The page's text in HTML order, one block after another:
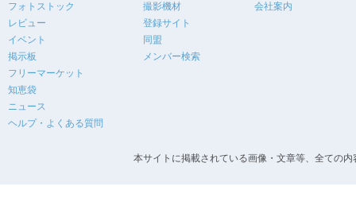
フォトストック
レビュー
イベント
掲示板
フリーマーケット
知恵袋
ニュース
ヘルプ・よくある質問
撮影機材
登録サイト
同盟
メンバー検索
会社案内
本サイトに掲載されている画像・文章等、全ての